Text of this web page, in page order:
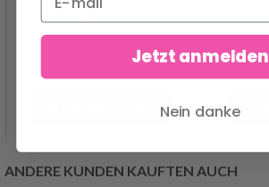
ANDERE KUNDEN KAUFTEN AUCH
Jetzt anmelden
Nein danke